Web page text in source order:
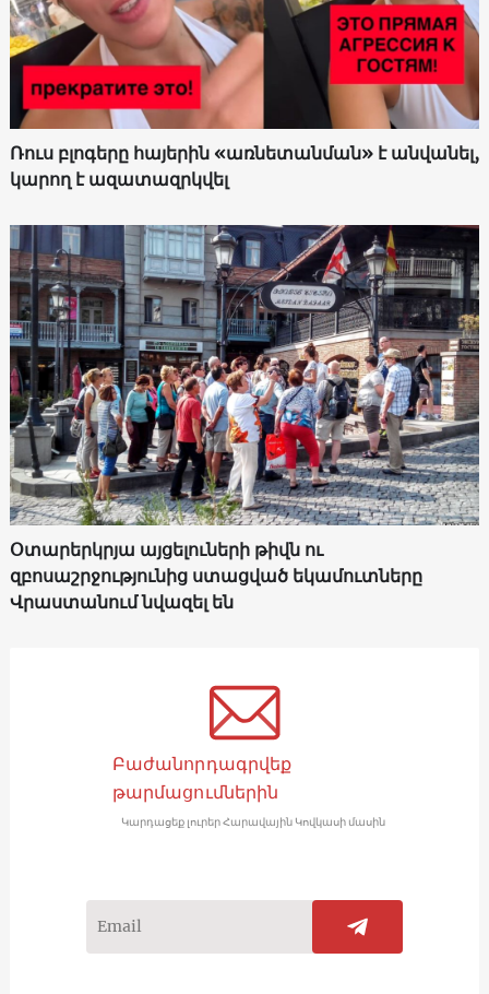
Ռուս բլոգերը հայերին «առնետանման» է անվանել,
կարող է ազատազրկվել
Օտարերկրյա այցելուների թիվն ու
զբոսաշրջությունից ստացված եկամուտները
Վրաստանում նվազել են
Բաժանորդագրվեք
թարմացումներին
Կարդացեք լուրեր Հարավային Կովկասի մասին